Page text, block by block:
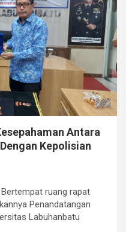
Antara
Kepolisian
ruang rapat
Penandatangan
Labuhanbatu